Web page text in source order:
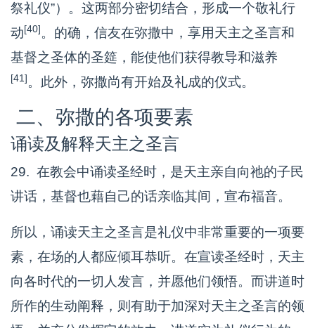
祭礼仪”）。这两部分密切结合，形成一个敬礼行
动[40]。的确，信友在弥撒中，享用天主之圣言和
基督之圣体的圣筵，能使他们获得教导和滋养
[41]。此外，弥撒尚有开始及礼成的仪式。
二、弥撒的各项要素
诵读及解释天主之圣言
29. 在教会中诵读圣经时，是天主亲自向祂的子民
讲话，基督也藉自己的话亲临其间，宣布福音。
所以，诵读天主之圣言是礼仪中非常重要的一项要
素，在场的人都应倾耳恭听。在宣读圣经时，天主
向各时代的一切人发言，并愿他们领悟。而讲道时
所作的生动阐释，则有助于加深对天主之圣言的领